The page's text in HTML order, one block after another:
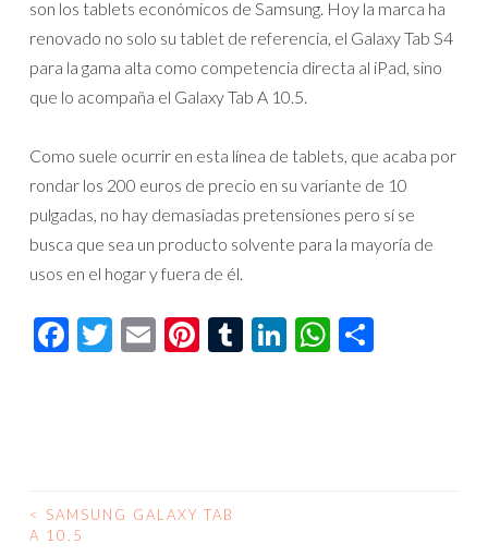
son los tablets económicos de Samsung. Hoy la marca ha
renovado no solo su tablet de referencia, el Galaxy Tab S4
para la gama alta como competencia directa al iPad, sino
que lo acompaña el Galaxy Tab A 10.5.
Como suele ocurrir en esta línea de tablets, que acaba por
rondar los 200 euros de precio en su variante de 10
pulgadas, no hay demasiadas pretensiones pero sí se
busca que sea un producto solvente para la mayoría de
usos en el hogar y fuera de él.
Facebook
Twitter
EmailPinterest
Tumblr
LinkedIn
NAVEGACIÓN
<
SAMSUNG GALAXY TAB
A 10.5